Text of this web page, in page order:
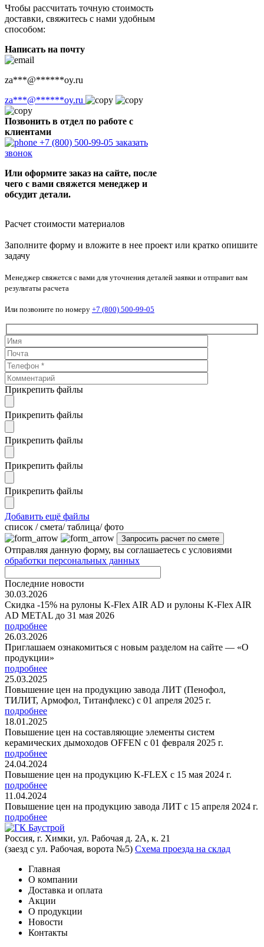
Чтобы рассчитать точную стоимость
доставки, свяжитесь с нами удобным
способом:
Написать на почту
za***@******oy.ru
za***@******oy.ru
Позвонить в отдел по работе с
клиентами
+7 (800) 500-99-05 заказать
звонок
Или оформите заказ на сайте, после
чего с вами свяжется менеджер и
обсудит детали.
Расчет стоимости материалов
Заполните форму и вложите в нее проект или кратко опишите
задачу
Менеджер свяжется с вами для уточнения деталей заявки и отправит вам
результаты расчета
Или позвоните по номеру +7 (800) 500-99-05
Прикрепить файлы
Прикрепить файлы
Прикрепить файлы
Прикрепить файлы
Прикрепить файлы
Добавить ещё файлы
cписок / смета/ таблица/ фото
Отправляя данную форму, вы соглашаетесь с условиями
обработки персональных данных
Последние новости
30.03.2026
Скидка -15% на рулоны K-Flex AIR AD и рулоны K-Flex AIR
AD METAL до 31 мая 2026
подробнее
26.03.2026
Приглашаем ознакомиться с новым разделом на сайте — «О
продукции»
подробнее
25.03.2025
Повышение цен на продукцию завода ЛИТ (Пенофол,
ТИЛИТ, Армофол, Титанфлекс) с 01 апреля 2025 г.
подробнее
18.01.2025
Повышение цен на составляющие элементы систем
керамических дымоходов OFFEN с 01 февраля 2025 г.
подробнее
24.04.2024
Повышение цен на продукцию K-FLEX с 15 мая 2024 г.
подробнее
11.04.2024
Повышение цен на продукцию завода ЛИТ с 15 апреля 2024 г.
подробнее
Россия, г. Химки, ул. Рабочая д. 2А, к. 21
(заезд с ул. Рабочая, ворота №5) Схема проезда на склад
Главная
О компании
Доставка и оплата
Акции
О продукции
Новости
Контакты